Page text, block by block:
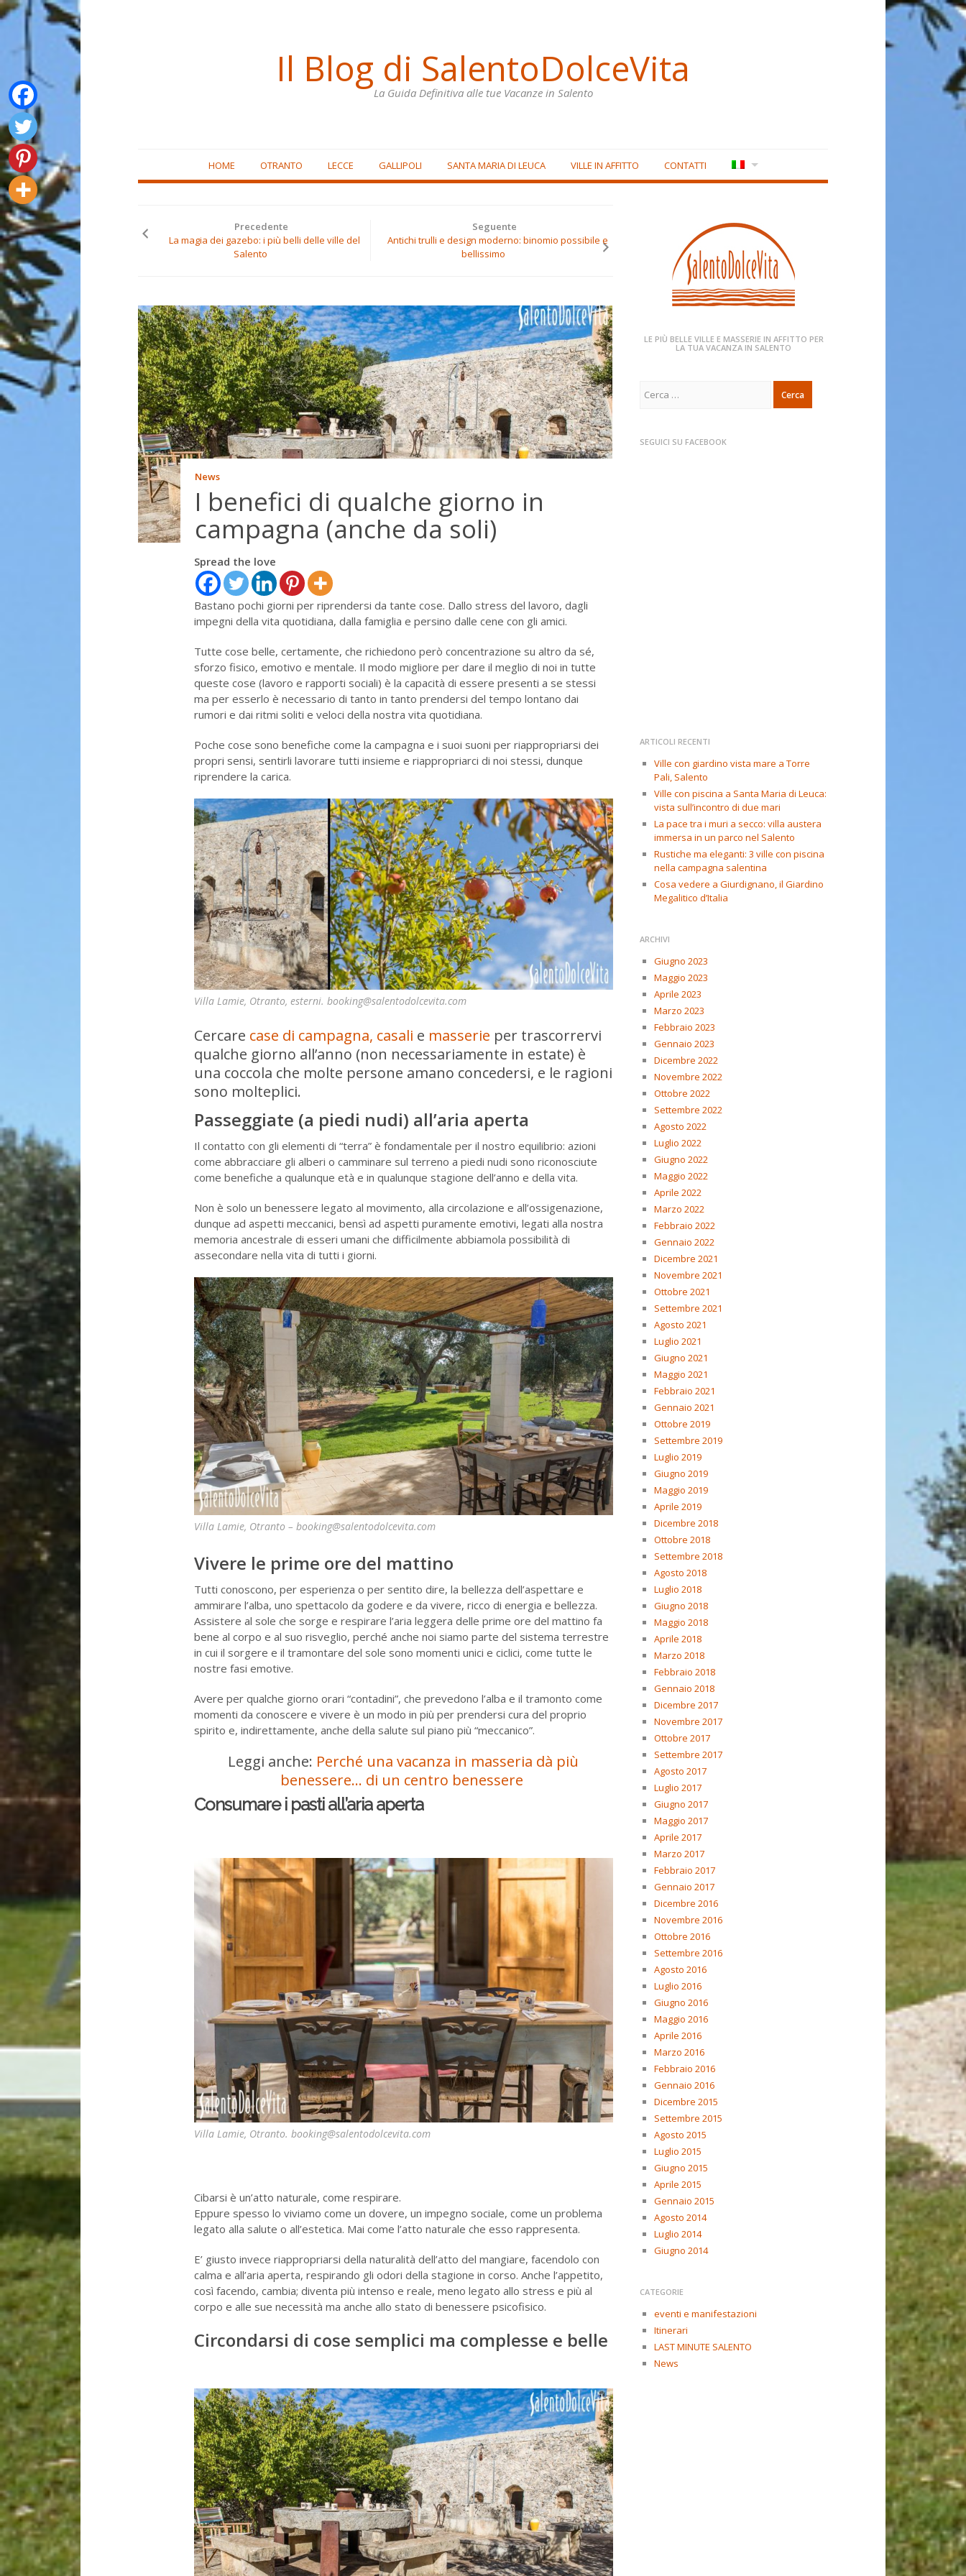
Il Blog di SalentoDolceVita
La Guida Definitiva alle tue Vacanze in Salento
content
HOME OTRANTO LECCE GALLIPOLI SANTA MARIA DI LEUCA VILLE IN AFFITTO CONTATTI
Precedente
La magia dei gazebo: i più belli delle ville del
Salento
Seguente
Antichi trulli e design moderno: binomio possibile e
bellissimo
News
I benefici di qualche giorno in
campagna (anche da soli)
Spread the love
Bastano pochi giorni per riprendersi da tante cose. Dallo stress del lavoro, dagli
impegni della vita quotidiana, dalla famiglia e persino dalle cene con gli amici.
Tutte cose belle, certamente, che richiedono però concentrazione su altro da sé,
sforzo fisico, emotivo e mentale. Il modo migliore per dare il meglio di noi in tutte
queste cose (lavoro e rapporti sociali) è la capacità di essere presenti a se stessi
ma per esserlo è necessario di tanto in tanto prendersi del tempo lontano dai
rumori e dai ritmi soliti e veloci della nostra vita quotidiana.
Poche cose sono benefiche come la campagna e i suoi suoni per riappropriarsi dei
propri sensi, sentirli lavorare tutti insieme e riappropriarci di noi stessi, dunque
riprendere la carica.
Villa Lamie, Otranto, esterni. booking@salentodolcevita.com
Cercare case di campagna, casali e masserie per trascorrervi
qualche giorno all’anno (non necessariamente in estate) è
una coccola che molte persone amano concedersi, e le ragioni
sono molteplici.
Passeggiate (a piedi nudi) all’aria aperta
Il contatto con gli elementi di “terra” è fondamentale per il nostro equilibrio: azioni
come abbracciare gli alberi o camminare sul terreno a piedi nudi sono riconosciute
come benefiche a qualunque età e in qualunque stagione dell’anno e della vita.
Non è solo un benessere legato al movimento, alla circolazione e all’ossigenazione,
dunque ad aspetti meccanici, bensì ad aspetti puramente emotivi, legati alla nostra
memoria ancestrale di esseri umani che difficilmente abbiamola possibilità di
assecondare nella vita di tutti i giorni.
Villa Lamie, Otranto – booking@salentodolcevita.com
Vivere le prime ore del mattino
Tutti conoscono, per esperienza o per sentito dire, la bellezza dell’aspettare e
ammirare l’alba, uno spettacolo da godere e da vivere, ricco di energia e bellezza.
Assistere al sole che sorge e respirare l’aria leggera delle prime ore del mattino fa
bene al corpo e al suo risveglio, perché anche noi siamo parte del sistema terrestre
in cui il sorgere e il tramontare del sole sono momenti unici e ciclici, come tutte le
nostre fasi emotive.
Avere per qualche giorno orari “contadini”, che prevedono l’alba e il tramonto come
momenti da conoscere e vivere è un modo in più per prendersi cura del proprio
spirito e, indirettamente, anche della salute sul piano più “meccanico”.
Leggi anche: Perché una vacanza in masseria dà più
benessere… di un centro benessere
Consumare i pasti all’aria aperta
Villa Lamie, Otranto. booking@salentodolcevita.com
Cibarsi è un’atto naturale, come respirare.
Eppure spesso lo viviamo come un dovere, un impegno sociale, come un problema
legato alla salute o all’estetica. Mai come l’atto naturale che esso rappresenta.
E’ giusto invece riappropriarsi della naturalità dell’atto del mangiare, facendolo con
calma e all’aria aperta, respirando gli odori della stagione in corso. Anche l’appetito,
così facendo, cambia; diventa più intenso e reale, meno legato allo stress e più al
corpo e alle sue necessità ma anche allo stato di benessere psicofisico.
Circondarsi di cose semplici ma complesse e belle
LE PIÙ BELLE VILLE E MASSERIE IN AFFITTO PER
LA TUA VACANZA IN SALENTO
per:
SEGUICI SU FACEBOOK
ARTICOLI RECENTI
Ville con giardino vista mare a Torre
Pali, Salento
Ville con piscina a Santa Maria di Leuca:
vista sull’incontro di due mari
La pace tra i muri a secco: villa austera
immersa in un parco nel Salento
Rustiche ma eleganti: 3 ville con piscina
nella campagna salentina
Cosa vedere a Giurdignano, il Giardino
Megalitico d’Italia
ARCHIVI
Giugno 2023
Maggio 2023
Aprile 2023
Marzo 2023
Febbraio 2023
Gennaio 2023
Dicembre 2022
Novembre 2022
Ottobre 2022
Settembre 2022
Agosto 2022
Luglio 2022
Giugno 2022
Maggio 2022
Aprile 2022
Marzo 2022
Febbraio 2022
Gennaio 2022
Dicembre 2021
Novembre 2021
Ottobre 2021
Settembre 2021
Agosto 2021
Luglio 2021
Giugno 2021
Maggio 2021
Febbraio 2021
Gennaio 2021
Ottobre 2019
Settembre 2019
Luglio 2019
Giugno 2019
Maggio 2019
Aprile 2019
Dicembre 2018
Ottobre 2018
Settembre 2018
Agosto 2018
Luglio 2018
Giugno 2018
Maggio 2018
Aprile 2018
Marzo 2018
Febbraio 2018
Gennaio 2018
Dicembre 2017
Novembre 2017
Ottobre 2017
Settembre 2017
Agosto 2017
Luglio 2017
Giugno 2017
Maggio 2017
Aprile 2017
Marzo 2017
Febbraio 2017
Gennaio 2017
Dicembre 2016
Novembre 2016
Ottobre 2016
Settembre 2016
Agosto 2016
Luglio 2016
Giugno 2016
Maggio 2016
Aprile 2016
Marzo 2016
Febbraio 2016
Gennaio 2016
Dicembre 2015
Settembre 2015
Agosto 2015
Luglio 2015
Giugno 2015
Aprile 2015
Gennaio 2015
Agosto 2014
Luglio 2014
Giugno 2014
CATEGORIE
eventi e manifestazioni
Itinerari
LAST MINUTE SALENTO
News